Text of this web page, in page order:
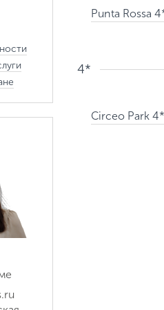
Punta Rossa
4*
Circeo Park